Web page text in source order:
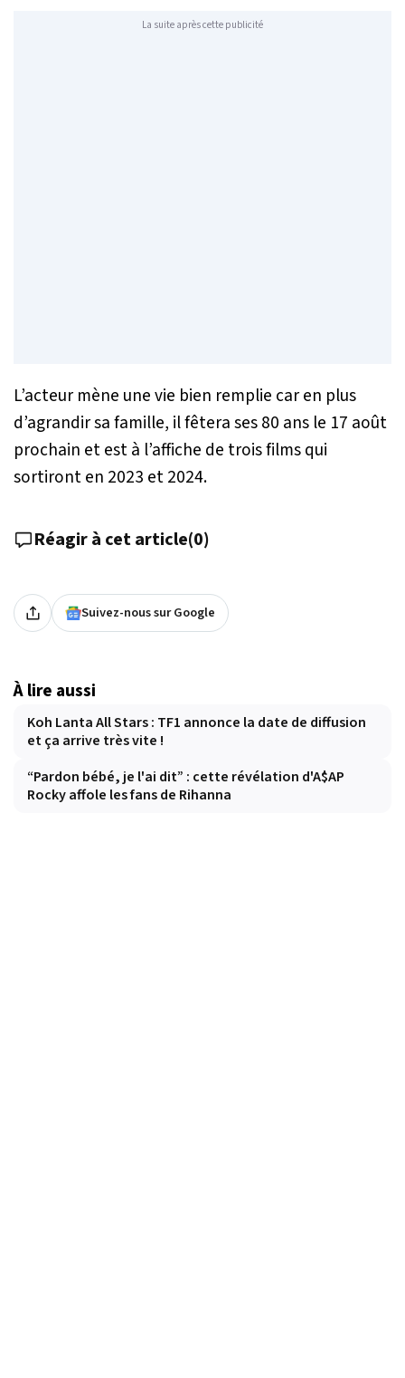
La suite après cette publicité
L’acteur mène une vie bien remplie car en plus
d’agrandir sa famille, il fêtera ses 80 ans le 17 août
prochain et est à l’affiche de trois films qui
sortiront en 2023 et 2024.
Réagir à cet article(0)
Suivez-nous sur Google
À lire aussi
Koh Lanta All Stars : TF1 annonce la date de diffusion
et ça arrive très vite !
“Pardon bébé, je l'ai dit” : cette révélation d'A$AP
Rocky affole les fans de Rihanna